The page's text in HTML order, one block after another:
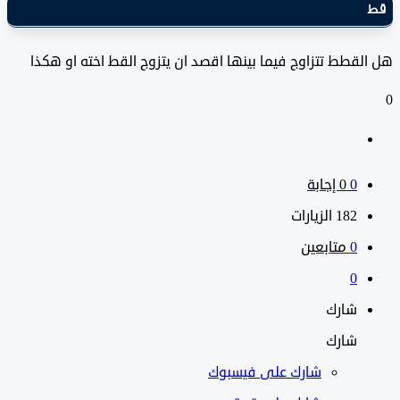
تتزاوج فيما بينها اقصد ان يتزوج القط اخته او هكذا
182 الزيارات
متابعين
شارك
شارك على فيسبوك